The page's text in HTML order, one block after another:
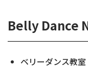
Belly Dance
ベリーダンス教室